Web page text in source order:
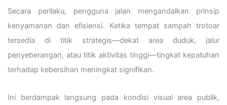
Secara perilaku, pengguna jalan mengandalkan prinsip
kenyamanan dan efisiensi. Ketika tempat sampah trotoar
tersedia di titik strategis—dekat area duduk, jalur
penyeberangan, atau titik aktivitas tinggi—tingkat kepatuhan
terhadap kebersihan meningkat signifikan.
Ini berdampak langsung pada kondisi visual area publik,